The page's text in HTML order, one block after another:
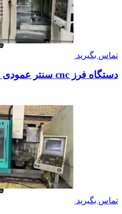
تماس بگیرید
دستگاه فرز cnc سنتر عمودی DAHLIH
تماس بگیرید